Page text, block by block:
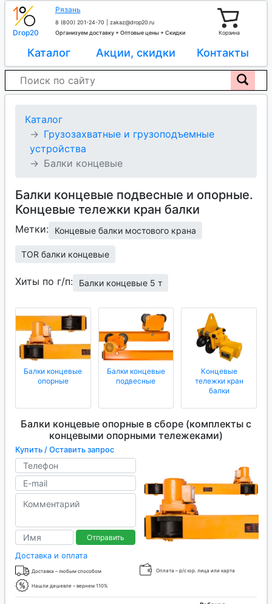
Drop20
Рязань
8 (800) 201-24-70
zakaz@drop20.ru
Организуем доставку + Оптовые цены + Скидки
Корзина
Каталог Акции, скидки Контакты
Каталог
Грузозахватные и грузоподъемные
устройства
Балки концевые
Балки концевые подвесные и опорные.
Концевые тележки кран балки
Метки: Концевые балки мостового крана
TOR балки концевые
Хиты по г/п: Балки концевые 5 т
Балки концевые
опорные
Балки концевые
подвесные
Концевые
тележки кран
балки
Балки концевые опорные в сборе (комплекты с
концевыми опорными тележеками)
Купить / Оставить запрос
Отправить
Доставка и оплата
Доставка – любым способом Оплата – р/с юр. лица или карта
Нашли дешевле – вернем 110%